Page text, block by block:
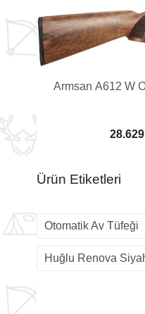
Armsan A612 W
Ürün Etiketleri
Otomatik Av Tüfeği
Huğlu Renova